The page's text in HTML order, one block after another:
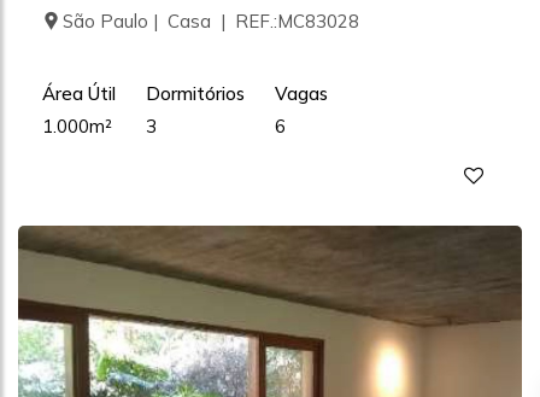
São Paulo | Casa | REF.:MC83028
Área Útil
1.000m²
Dormitórios
3
Vagas
6